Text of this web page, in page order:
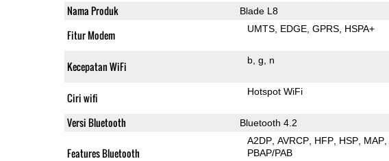
Nama Produk Blade L8
Fitur Modem UMTS EDGE GPRS HSPA+
Kecepatan WiFi b g n
Ciri wifi Hotspot WiFi
Versi Bluetooth Bluetooth 4.2
Features Bluetooth
A2DP AVRCP HFP HSP MAP
PBAP/PAB